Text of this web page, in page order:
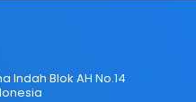
Indah Blok AH No.14